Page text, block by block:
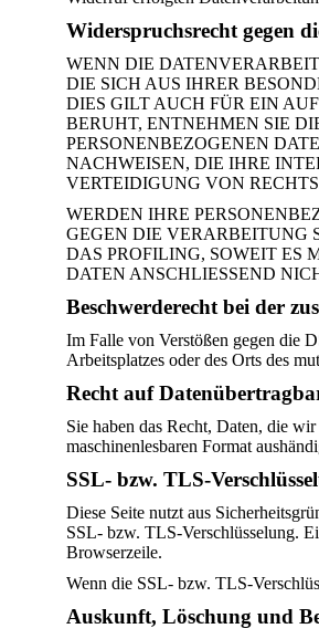
Widerspruchsrecht gegen
WENN DIE
DIE SICH AUS IHRER
DIES GILT AUCH FÜR EIN
BERUHT, ENTNEHMEN SIE
PERSONENBEZOGENEN
NACHWEISEN, DIE IHRE
VERTEIDIGUNG VON
WERDEN IHRE
GEGEN DIE VERARBEITUNG
DAS PROFILING, SOWEIT ES
DATEN ANSCHLIESSEND
Beschwerde­recht bei der
Im Falle von Verstößen gegen die
Arbeitsplatzes oder des Orts des
Recht auf
Sie haben das Recht, Daten, die
maschinenlesbaren Format
SSL- bzw. TLS-
Diese Seite nutzt aus
SSL- bzw. TLS-Verschlüsselung.
Browserzeile.
Wenn die SSL- bzw. TLS-
Auskunft, Löschung und